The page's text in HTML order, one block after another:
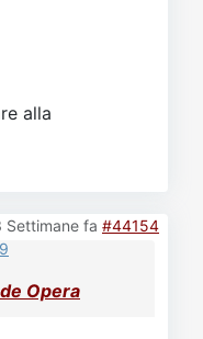
alla
Settimane fa #44154
Opera